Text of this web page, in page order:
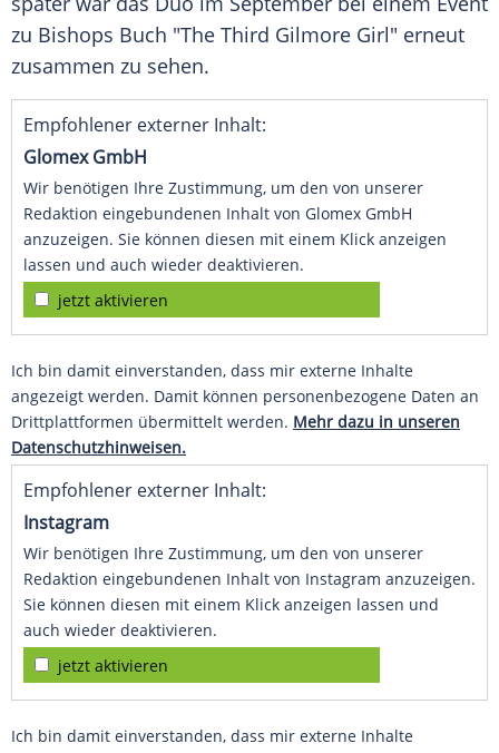
zu Bishops Buch "The Third Gilmore Girl" erneut
zusammen zu sehen.
Empfohlener externer Inhalt:
Glomex GmbH
Wir benötigen Ihre Zustimmung, um den von unserer
Redaktion eingebundenen Inhalt von Glomex GmbH
anzuzeigen. Sie können diesen mit einem Klick anzeigen
lassen und auch wieder deaktivieren.
jetzt aktivieren
Ich bin damit einverstanden, dass mir externe Inhalte
angezeigt werden. Damit können personenbezogene Daten an
Drittplattformen übermittelt werden. Mehr dazu in unseren
Datenschutzhinweisen.
Empfohlener externer Inhalt:
Instagram
Wir benötigen Ihre Zustimmung, um den von unserer
Redaktion eingebundenen Inhalt von Instagram anzuzeigen.
Sie können diesen mit einem Klick anzeigen lassen und
auch wieder deaktivieren.
jetzt aktivieren
Ich bin damit einverstanden, dass mir externe Inhalte